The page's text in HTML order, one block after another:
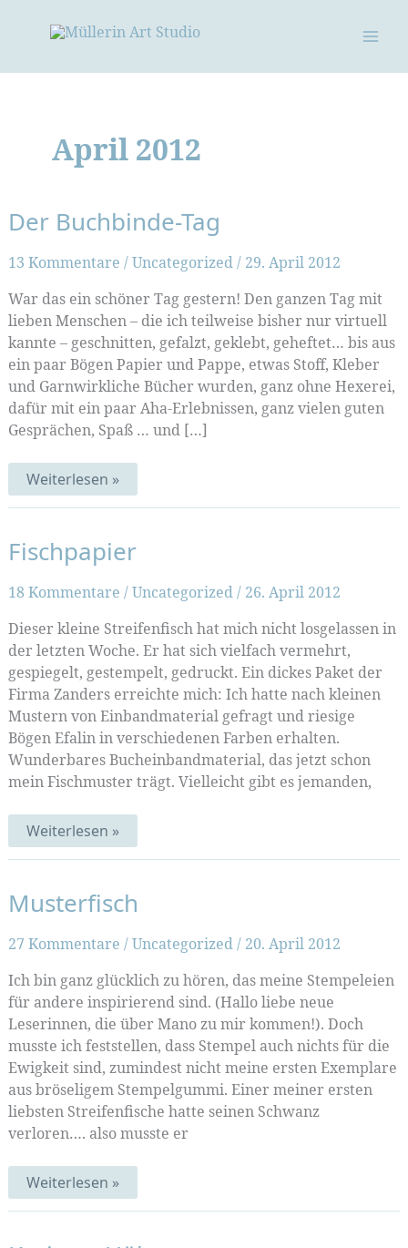
April 2012
Der Buchbinde-Tag
13 Kommentare /Uncategorized/ 29. April 2012
War das ein schöner Tag gestern! Den ganzen Tag mit
lieben Menschen – die ich teilweise bisher nur virtuell
kannte – geschnitten, gefalzt, geklebt, geheftet… bis aus
ein paar Bögen Papier und Pappe, etwas Stoff, Kleber
und Garnwirkliche Bücher wurden, ganz ohne Hexerei,
dafür mit ein paar Aha-Erlebnissen, ganz vielen guten
Gesprächen, Spaß … und […]
Der
Buchbinde-
Tag
Weiterlesen »
Fischpapier
18 Kommentare /Uncategorized/ 26. April 2012
Dieser kleine Streifenfisch hat mich nicht losgelassen in
der letzten Woche. Er hat sich vielfach vermehrt,
gespiegelt, gestempelt, gedruckt. Ein dickes Paket der
Firma Zanders erreichte mich: Ich hatte nach kleinen
Mustern von Einbandmaterial gefragt und riesige
Bögen Efalin in verschiedenen Farben erhalten.
Wunderbares Bucheinbandmaterial, das jetzt schon
mein Fischmuster trägt. Vielleicht gibt es jemanden,
Fischpapier
Weiterlesen »
Musterfisch
27 Kommentare /Uncategorized/ 20. April 2012
Ich bin ganz glücklich zu hören, das meine Stempeleien
für andere inspirierend sind. (Hallo liebe neue
Leserinnen, die über Mano zu mir kommen!). Doch
musste ich feststellen, dass Stempel auch nichts für die
Ewigkeit sind, zumindest nicht meine ersten Exemplare
aus bröseligem Stempelgummi. Einer meiner ersten
liebsten Streifenfische hatte seinen Schwanz
verloren…. also musste er
Musterfisch
Weiterlesen »